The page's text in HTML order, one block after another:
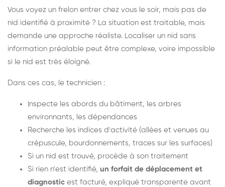
Vous voyez un frelon entrer chez vous le soir, mais pas de
nid identifié à proximité ? La situation est traitable, mais
demande une approche réaliste. Localiser un nid sans
information préalable peut être complexe, voire impossible
si le nid est très éloigné.
Dans ces cas, le technicien :
Inspecte les abords du bâtiment, les arbres
environnants, les dépendances
Recherche les indices d'activité (allées et venues au
crépuscule, bourdonnements, traces sur les surfaces)
Si un nid est trouvé, procède à son traitement
Si rien n'est identifié, un forfait de déplacement et
diagnostic est facturé, expliqué transparente avant